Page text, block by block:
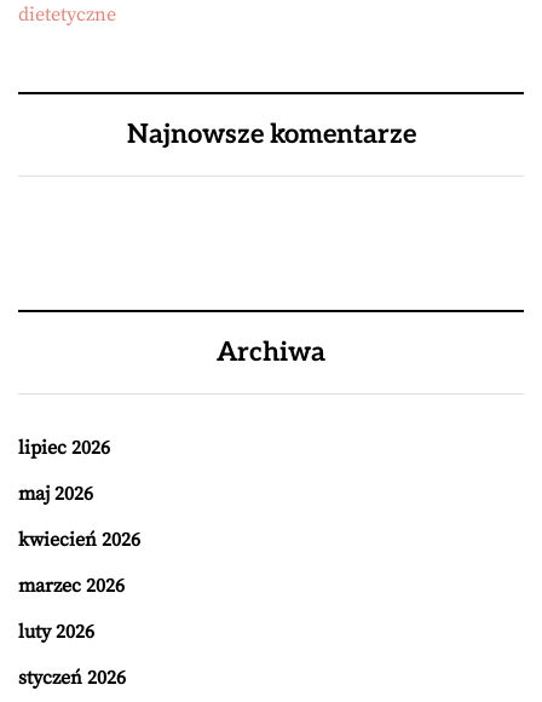
dietetyczne
Najnowsze komentarze
Archiwa
lipiec 2026
maj 2026
kwiecień 2026
marzec 2026
luty 2026
styczeń 2026